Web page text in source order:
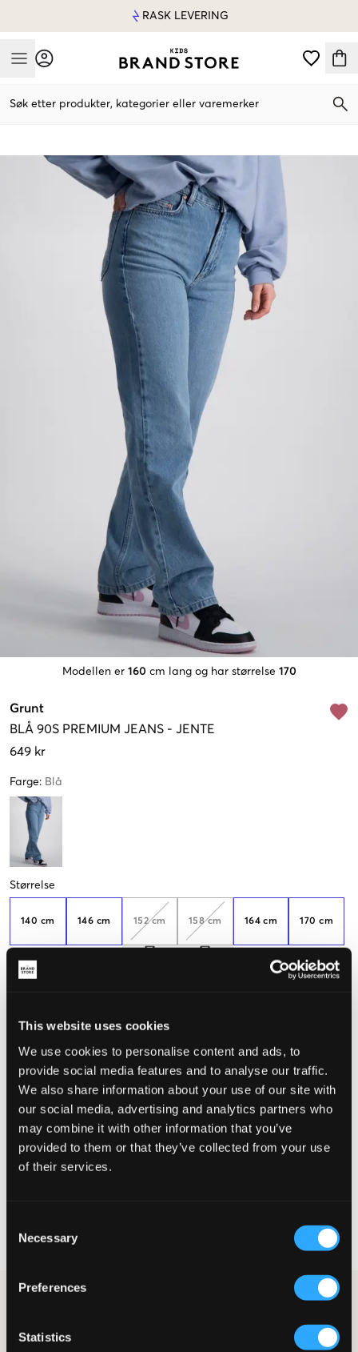
This website uses cookies
We use cookies to personalise content and ads, to
provide social media features and to analyse our traffic.
We also share information about your use of our site with
our social media, advertising and analytics partners who
may combine it with other information that you’ve
provided to them or that they’ve collected from your use
of their services.
Selection
Necessary
Preferences
Statistics
RASK LEVERING
Mobile Menu
Søk etter produkter, kategorier eller varemerker
Modellen er 160 cm lang og har størrelse 170
Grunt
BLÅ 90S PREMIUM JEANS - JENTE
649 kr
Farge: Blå
Størrelse
140 cm 146 cm 152 cm 158 cm 164 cm
igjen
170 cm
Liten Riktig Stor
STØRRELSESTABELL
VELG EN STØRRELSE
Fri frakt over 999 kr
Lys jeans fra Grunt i femlommersmodell. Gylfen består av
Denne jeansmodellen er den mest populære modellen i vår og
sommer.